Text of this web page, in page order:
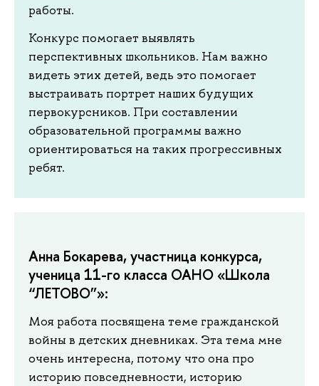
работы.
Конкурс помогает выявлять
перспективных школьников. Нам важно
видеть этих детей, ведь это помогает
выстраивать портрет наших будущих
первокурсников. При составлении
образовательной программы важно
ориентироваться на таких прогрессивных
ребят.
Анна Бокарева, участница конкурса,
ученица 11-го класса ОАНО «Школа
“ЛЕТОВО”»:
Моя работа посвящена теме гражданской
войны в детских дневниках. Эта тема мне
очень интересна, потому что она про
историю повседневности, историю